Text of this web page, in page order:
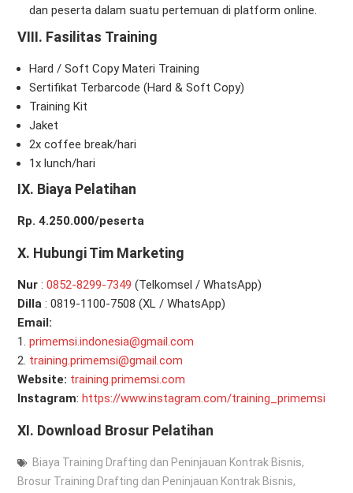
dan peserta dalam suatu pertemuan di platform online.
VIII. Fasilitas Training
Hard / Soft Copy Materi Training
Sertifikat Terbarcode (Hard & Soft Copy)
Training Kit
Jaket
2x coffee break/hari
1x lunch/hari
IX. Biaya Pelatihan
Rp. 4.250.000/peserta
X. Hubungi Tim Marketing
Nur: 0852-8299-7349 (Telkomsel / WhatsApp)
Dilla: 0819-1100-7508 (XL / WhatsApp)
Email:
1. primemsi.indonesia@gmail.com
2. training.primemsi@gmail.com
Website: training.primemsi.com
Instagram: https://www.instagram.com/training_primemsi
XI. Download Brosur Pelatihan
Biaya Training Drafting dan Peninjauan Kontrak Bisnis,
Brosur Training Drafting dan Peninjauan Kontrak Bisnis,